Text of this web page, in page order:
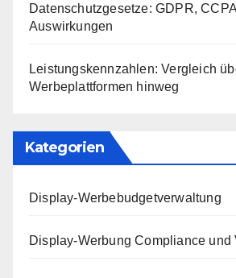
Datenschutzgesetze: GDPR,
Auswirkungen
Leistungskennzahlen: Vergleich
Werbeplattformen hinweg
Kategorien
Display-Werbebudgetverwaltung
Display-Werbung Compliance und